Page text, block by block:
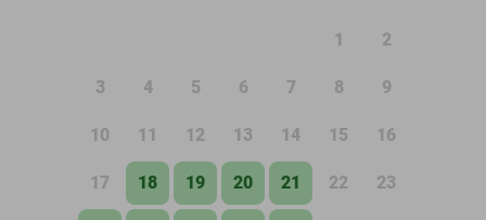
1 2
3 4 5 6 7 8 9
10 11 12 13 14 15 16
17 18 19 20 21 22 23